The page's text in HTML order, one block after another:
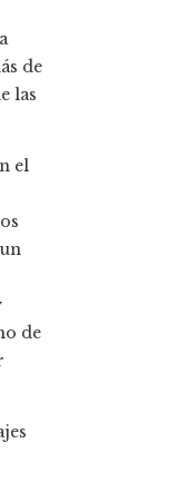
de
las
el
de